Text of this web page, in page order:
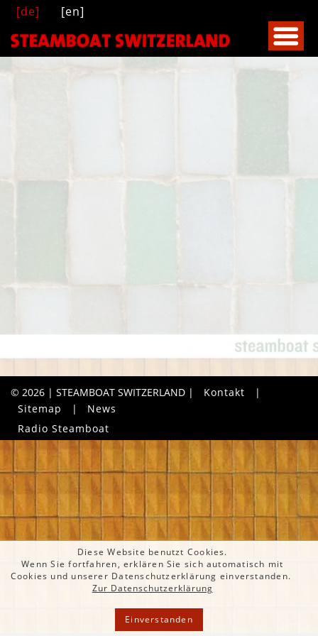
[de] [en]
© 2026 | STEAMBOAT SWITZERLAND | Kontakt
|
Sitemap
|
News
Radio Steamboat
Diese Website benutzt Cookies.
Wenn Sie fortfahren, erklären Sie sich automatisch mit
Cookies und unserer Datenschutzerklärung einverstanden.
Zur Datenschutzerklärung
Einverstanden